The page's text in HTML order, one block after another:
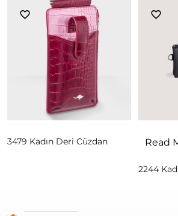
3479 Kadın Deri Cüzdan Read
2244